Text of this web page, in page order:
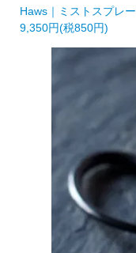
Haws｜ミストスプレ
9,350円(税850円)